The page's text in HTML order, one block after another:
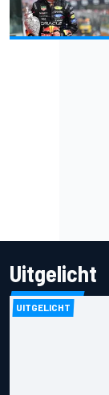
Uitgelicht
UITGELICHT